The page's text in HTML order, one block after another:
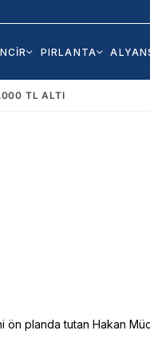
PIRLANTA
TL ALTI
planda tutan Hakan